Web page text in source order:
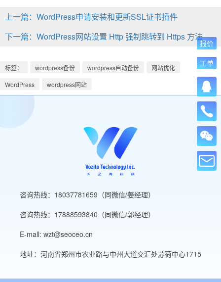
上一篇：WordPress申请安装和更新SSL证书插件
下一篇：WordPress网站设置 Http 强制跳转到 Https 方法
标签： wordpress备份 wordpress自动备份
网站优化
WordPress
wordpress网站
咨询热线：18037781659（同微信/姜经理）
咨询热线：17888593840（同微信/郭经理）
E-mall: wzt@seoceo.cn
地址：河南省郑州市农业路与中州大道交汇处苏荷中心1715
报价
工单